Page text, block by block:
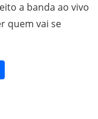
a banda ao vivo
quem vai se